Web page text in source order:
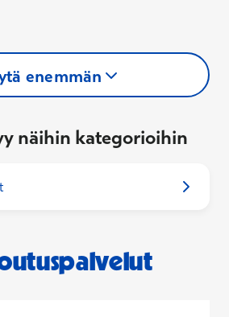
enemmän
näihin kategorioihin